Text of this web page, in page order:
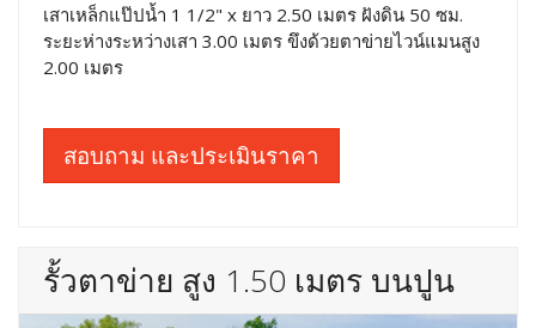
เสาเหล็กแป๊ปน้ำ 1 1/2" x ยาว 2.50 เมตร ฝังดิน 50 ซม.
ระยะห่างระหว่างเสา 3.00 เมตร ขึงด้วยตาข่ายไวน์แมนสูง
2.00 เมตร
สอบถาม และประเมินราคา
รั้วตาข่าย สูง 1.50 เมตร บนปูน